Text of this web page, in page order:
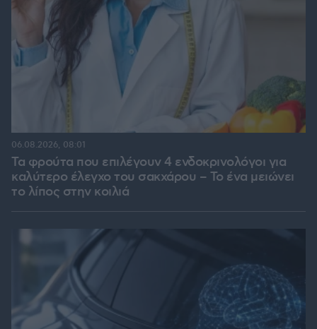
Τα φρούτα που επιλέγουν 4 ενδοκρινολόγοι για
καλύτερο έλεγχο του σακχάρου – Το ένα μειώνει
το λίπος στην κοιλιά
06.08.2026, 08:01